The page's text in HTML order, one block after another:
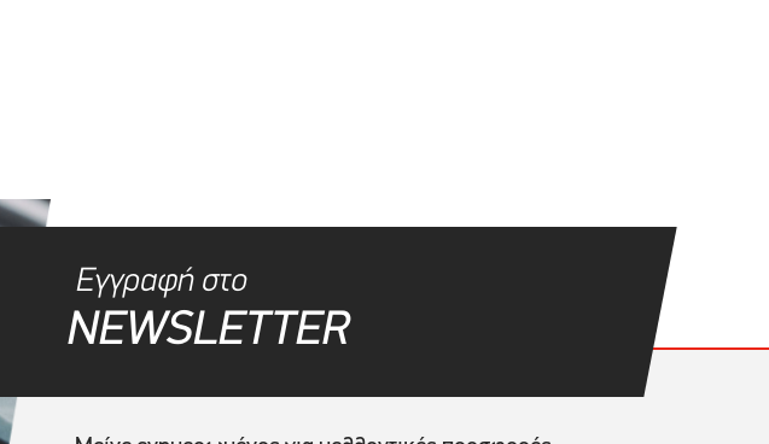
Εγγραφή στο
NEWSLETTER